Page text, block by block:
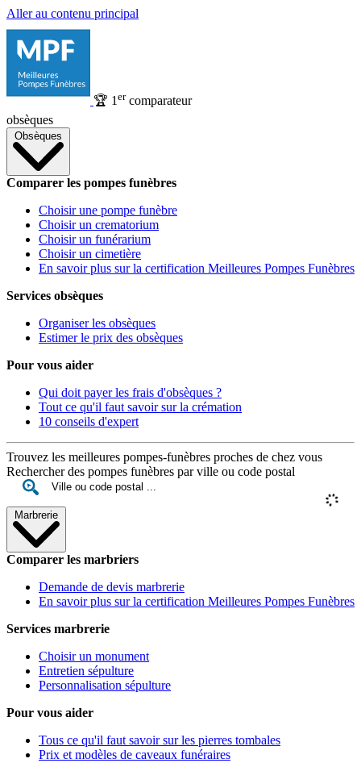
Aller au contenu principal
🏆 1 ercomparateur
obsèques
Obsèques
Comparer les pompes funèbres
Choisir une pompe funèbre
Choisir un crematorium
Choisir un funérarium
Choisir un cimetière
En savoir plus sur la certification Meilleures Pompes Funèbres
Services obsèques
Organiser les obsèques
Estimer le prix des obsèques
Pour vous aider
Qui doit payer les frais d'obsèques ?
Tout ce qu'il faut savoir sur la crémation
10 conseils d'expert
Trouvez les meilleures pompes-funèbres proches de chez vous
Rechercher des pompes funèbres par ville ou code postal
Marbrerie
Comparer les marbriers
Demande de devis marbrerie
En savoir plus sur la certification Meilleures Pompes Funèbres
Services marbrerie
Choisir un monument
Entretien sépulture
Personnalisation sépulture
Pour vous aider
Tous ce qu'il faut savoir sur les pierres tombales
Prix et modèles de caveaux funéraires